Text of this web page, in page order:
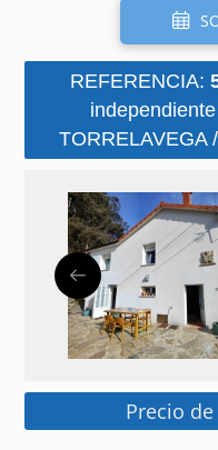
REFERENCIA:
TORRELAVEGA
Precio